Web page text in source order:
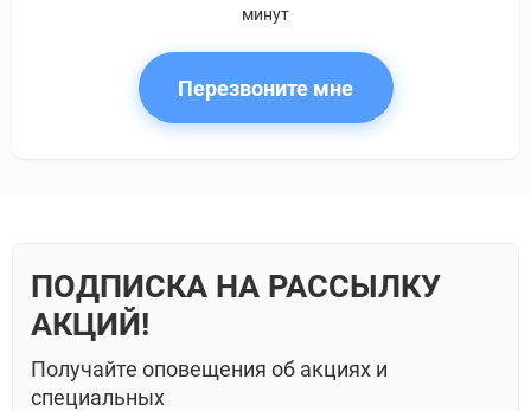
минут
Перезвоните мне
ПОДПИСКА НА РАССЫЛКУ
АКЦИЙ!
Получайте оповещения об акциях и
специальных